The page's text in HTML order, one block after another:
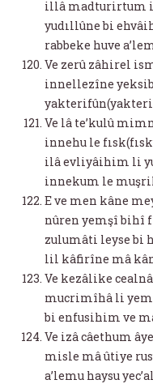
illâ madturirtum
yudıllûne bi
rabbeke huve
Ve zerû zâhirel
innellezîne
Ve lâ te’kulû
innehu le
ilâ evliyâihim li
innekum le
E ve men kâne
nûren yemşî bihî
zulumâti leyse bi
lil kâfirîne mâ
Ve kezâlike
mucrimîhâ li
bi enfusihim ve mâ
Ve izâ câethum
misle mâ ûtiye
a’lemu haysu